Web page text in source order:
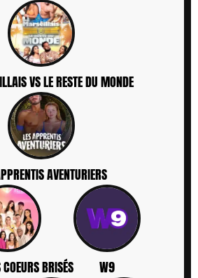
VS LE RESTE DU MONDE
AVENTURIERS
BRISÉS W9